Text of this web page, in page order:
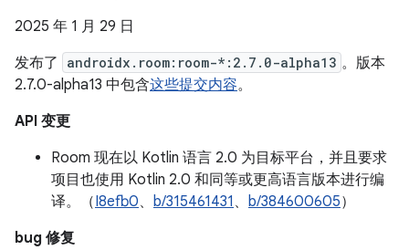
2025 年 1 月 29 日
发布了
androidx.room:room-*:2.7.0-alpha13 。版本
2.7.0-alpha13 中包含这些提交内容。
API 变更
Room 现在以 Kotlin 语言 2.0 为目标平台，并且要求
项目也使用 Kotlin 2.0 和同等或更高语言版本进行编
译。（I8efb0、 b/315461431 、 b/384600605）
bug 修复